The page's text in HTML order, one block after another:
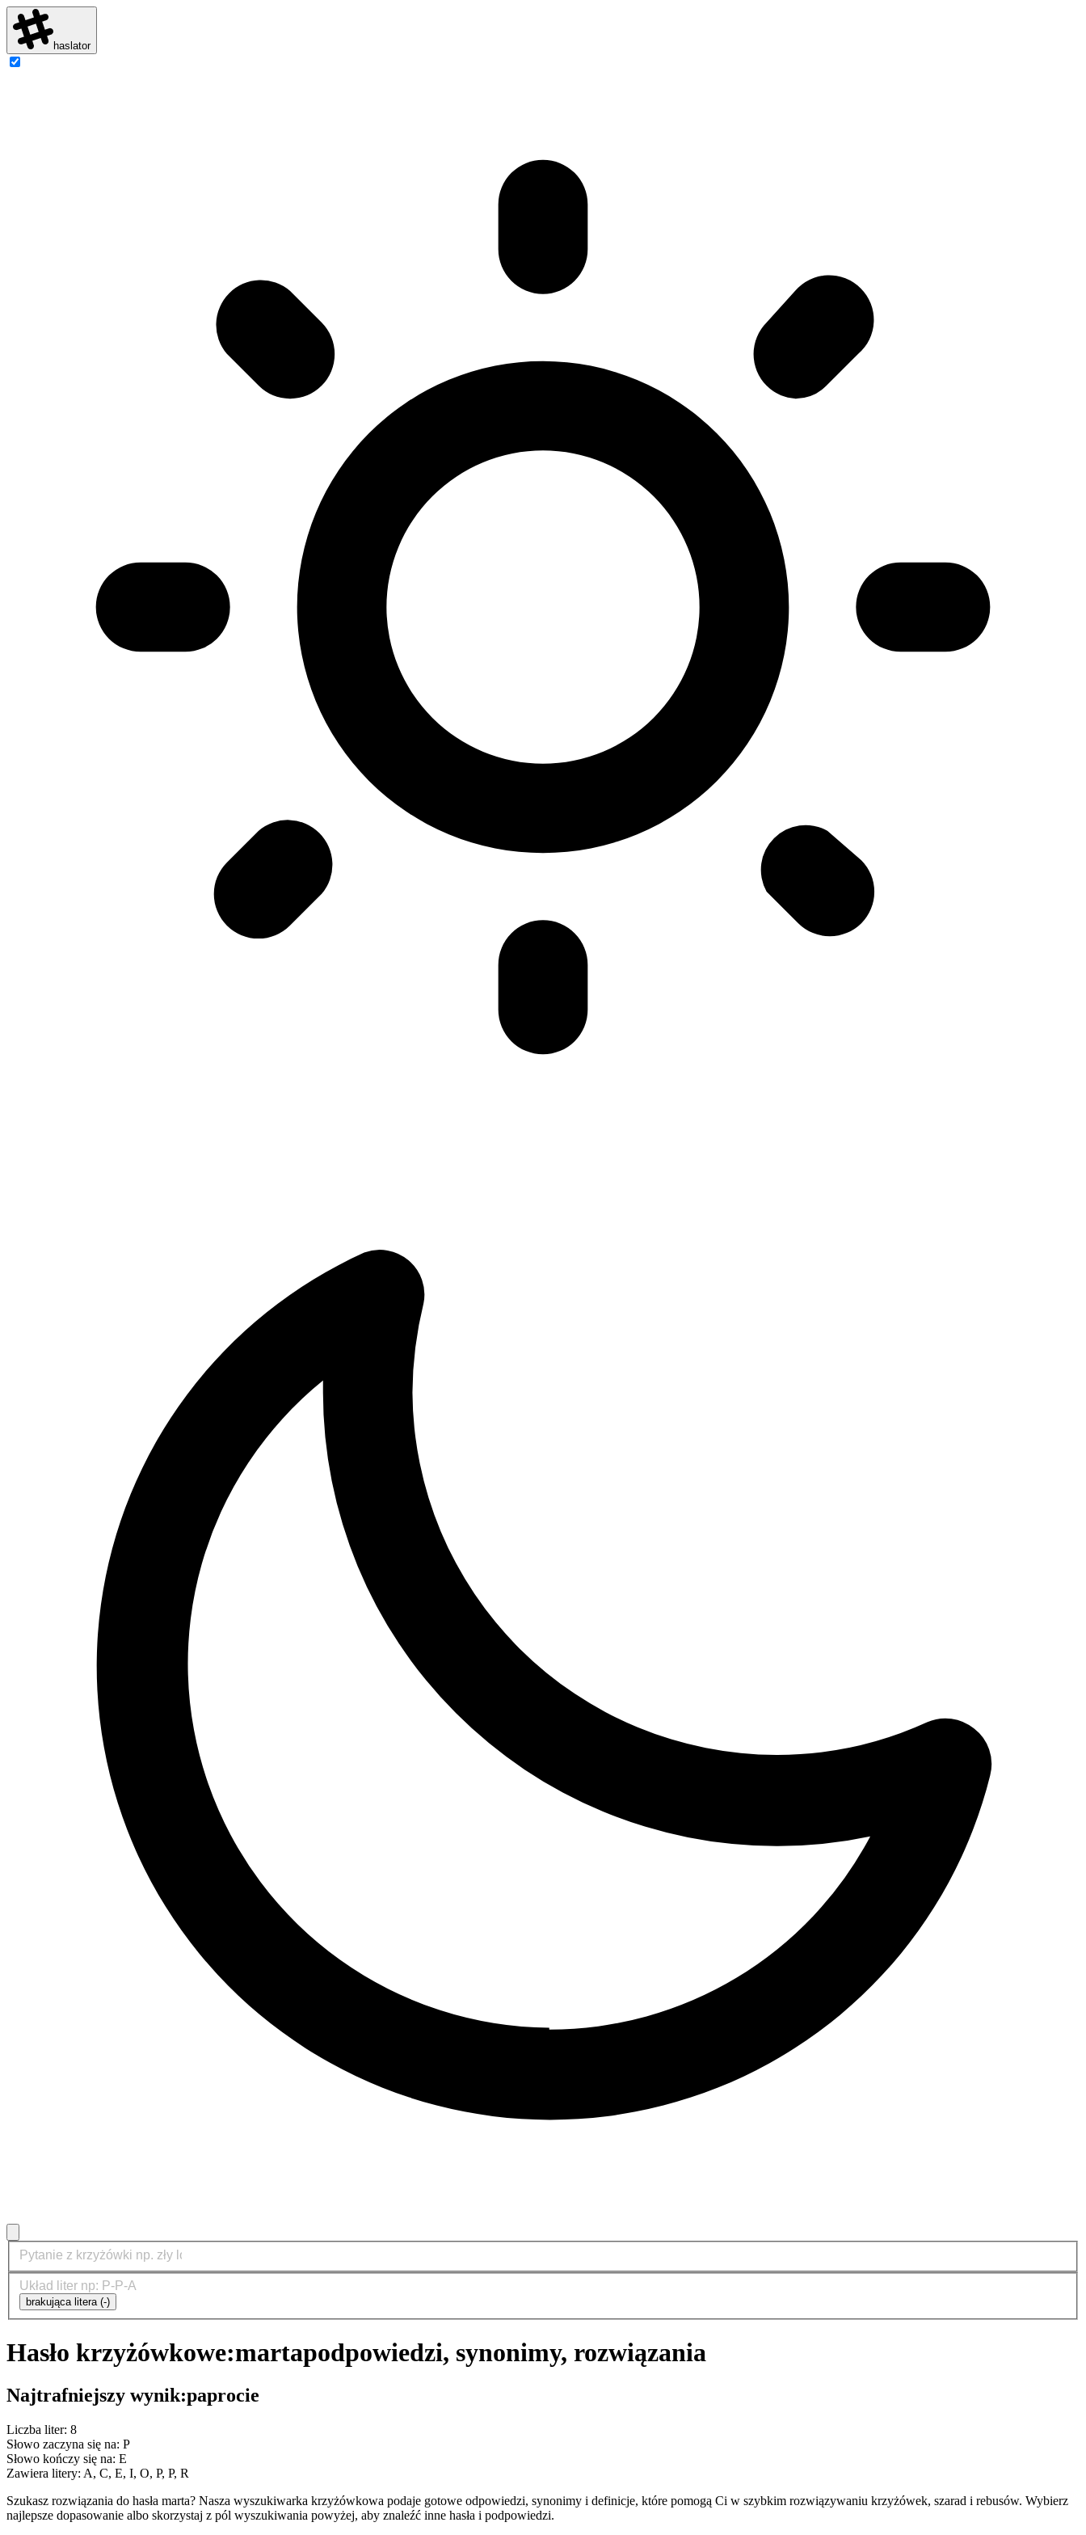
haslator
brakująca litera (-)
Hasło krzyżówkowe:martapodpowiedzi, synonimy, rozwiązania
Najtrafniejszy wynik:paprocie
Liczba liter: 8
Słowo zaczyna się na: P
Słowo kończy się na: E
Zawiera litery: A, C, E, I, O, P, P, R
Szukasz rozwiązania do hasła marta? Nasza wyszukiwarka krzyżówkowa podaje gotowe odpowiedzi, synonimy i definicje, które pomogą Ci w szybkim rozwiązywaniu krzyżówek, szarad i rebusów. Wybierz
najlepsze dopasowanie albo skorzystaj z pól wyszukiwania powyżej, aby znaleźć inne hasła i podpowiedzi.